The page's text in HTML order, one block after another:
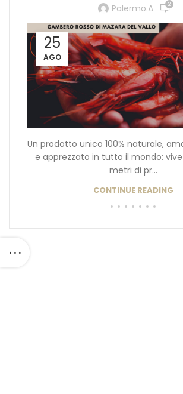
Palermo.a 2
25
AGO
Un prodotto unico 100% naturale,
e apprezzato in tutto il mondo:
metri di pr...
CONTINUE READING